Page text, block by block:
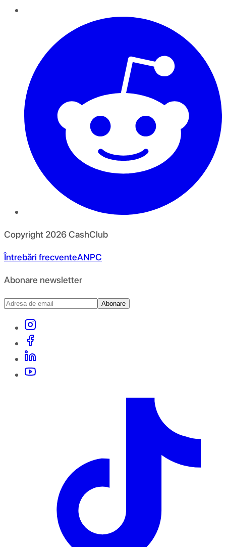
Copyright 2026CashClub
Întrebări frecventeANPC
Abonare newsletter
Abonare